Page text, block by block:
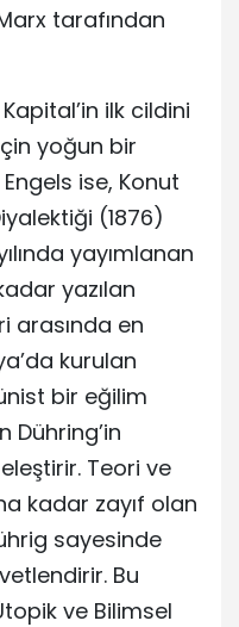
tarafından
ilk cildini
yoğun bir
ise, Konut
(1876)
yayımlanan
yazılan
arasında en
kurulan
bir eğilim
Dühring’in
Teori ve
kadar zayıf olan
sayesinde
Bu
ve Bilimsel